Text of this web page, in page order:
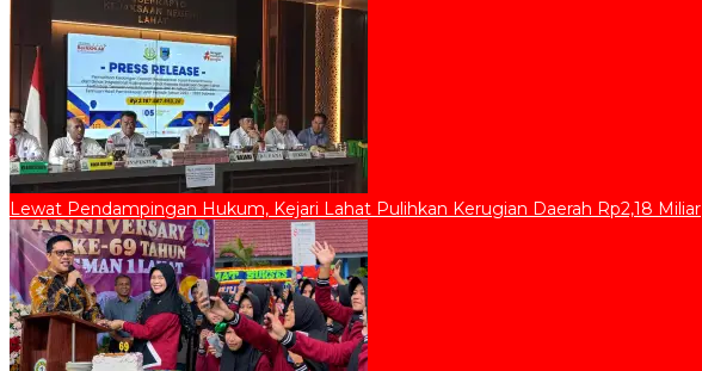
Lewat Pendampingan Hukum, Kejari Lahat Pulihkan Kerugian Daerah Rp2,18 Miliar